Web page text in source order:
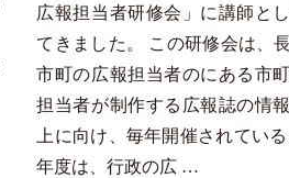
広報担当者研修会」に講師と
てきました。 この研修会は、
市町の広報担当者のにある市
担当者が制作する広報誌の情
上に向け、毎年開催されてい
年度は、行政の広 …